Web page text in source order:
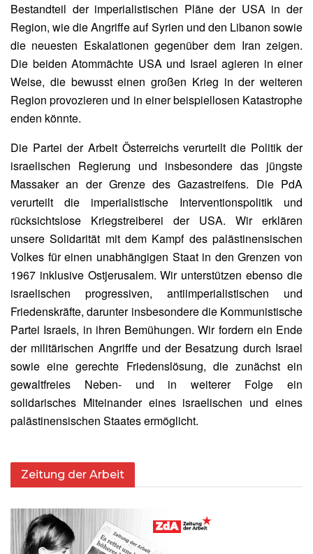
Bestandteil der imperialistischen Pläne der USA in der
Region, wie die Angriffe auf Syrien und den Libanon sowie
die neuesten Eskalationen gegenüber dem Iran zeigen.
Die beiden Atommächte USA und Israel agieren in einer
Weise, die bewusst einen großen Krieg in der weiteren
Region provozieren und in einer beispiellosen Katastrophe
enden könnte.
Die Partei der Arbeit Österreichs verurteilt die Politik der
israelischen Regierung und insbesondere das jüngste
Massaker an der Grenze des Gazastreifens. Die PdA
verurteilt die imperialistische Interventionspolitik und
rücksichtslose Kriegstreiberei der USA. Wir erklären
unsere Solidarität mit dem Kampf des palästinensischen
Volkes für einen unabhängigen Staat in den Grenzen von
1967 inklusive Ostjerusalem. Wir unterstützen ebenso die
israelischen progressiven, antiimperialistischen und
Friedenskräfte, darunter insbesondere die Kommunistische
Partei Israels, in ihren Bemühungen. Wir fordern ein Ende
der militärischen Angriffe und der Besatzung durch Israel
sowie eine gerechte Friedenslösung, die zunächst ein
gewaltfreies Neben- und in weiterer Folge ein
solidarisches Miteinander eines israelischen und eines
palästinensischen Staates ermöglicht.
Zeitung der Arbeit